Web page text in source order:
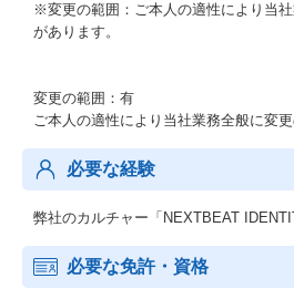
※変更の範囲：ご本人の適性により当
があります。
変更の範囲：有
ご本人の適性により当社業務全般に変更
必要な経験
弊社のカルチャー「NEXTBEAT
必要な免許・資格